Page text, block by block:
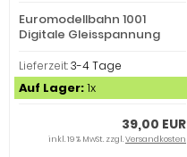
Euromodellbahn 1001
Digitale Gleisspannung
Lieferzeit:3-4 Tage
Auf Lager:1x
39,00 EUR
inkl. 19 % MwSt. zzgl.Versandkosten